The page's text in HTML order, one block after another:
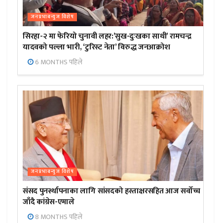
जनप्रभाबन्युज विशेष
सिरहा-२ मा फेरियो चुनावी लहर:’सुख-दुःखका साथी’ रामचन्द्र
यादवको पल्ला भारी, ‘टुरिस्ट नेता’ विरुद्ध जनआक्रोश
6 MONTHS पहिले
जनप्रभाबन्युज विशेष
संसद पुनर्स्थापनाका लागि सांसदको हस्ताक्षरसहित आज सर्वोच्च
जाँदै कांग्रेस-एमाले
8 MONTHS पहिले